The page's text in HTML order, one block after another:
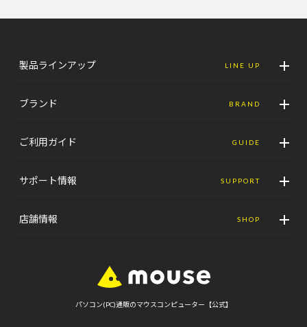
製品ラインアップ LINE UP
ブランド BRAND
ご利用ガイド GUIDE
サポート情報 SUPPORT
店舗情報 SHOP
パソコン(PC)通販のマウスコンピューター【公式】